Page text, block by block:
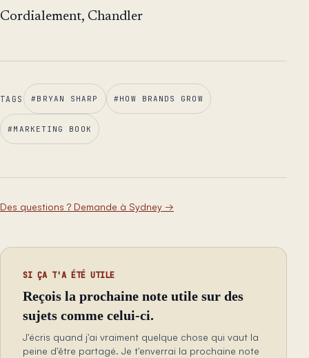
Cordialement, Chandler
TAGS #BRYAN SHARP #HOW BRANDS GROW
#MARKETING BOOK
Des questions ? Demande à Sydney →
SI ÇA T'A ÉTÉ UTILE
Reçois la prochaine note utile sur des
sujets comme celui-ci.
J'écris quand j'ai vraiment quelque chose qui vaut la
peine d'être partagé. Je t'enverrai la prochaine note